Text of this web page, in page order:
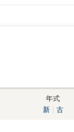
年式
新
古